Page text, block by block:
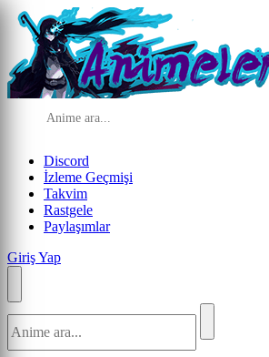
Discord
İzleme Geçmişi
Takvim
Rastgele
Paylaşımlar
Giriş Yap